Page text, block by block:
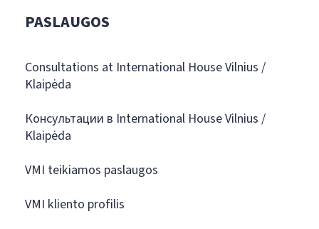
PASLAUGOS
Consultations at International House Vilnius /
Klaipėda
Консультации в International House Vilnius /
Klaipėda
VMI teikiamos paslaugos
VMI kliento profilis